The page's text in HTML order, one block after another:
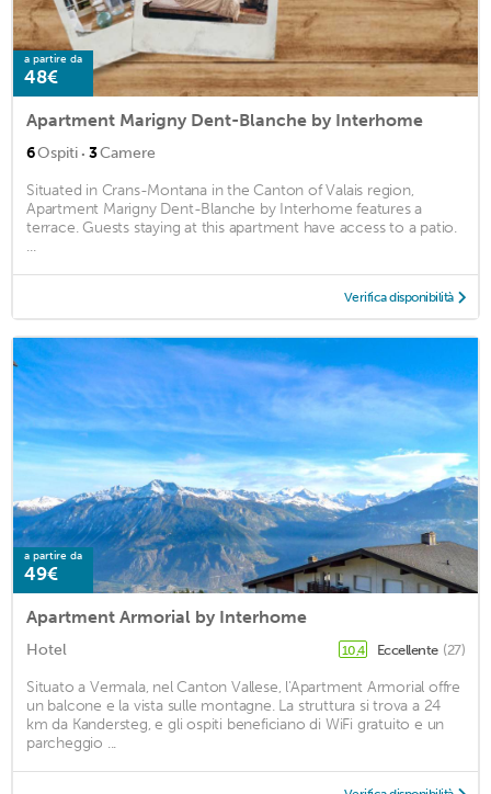
a partire da
48€
Apartment Marigny Dent-Blanche by Interhome
6Ospiti · 3Camere
Situated in Crans-Montana in the Canton of Valais region,
Apartment Marigny Dent-Blanche by Interhome features a
terrace. Guests staying at this apartment have access to a patio.
...
Verifica disponibilità
a partire da
49€
Apartment Armorial by Interhome
Hotel 10,4 Eccellente (27)
Situato a Vermala, nel Canton Vallese, l'Apartment Armorial offre
un balcone e la vista sulle montagne. La struttura si trova a 24
km da Kandersteg, e gli ospiti beneficiano di WiFi gratuito e un
parcheggio ...